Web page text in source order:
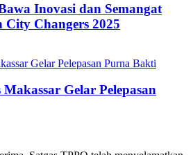
Inovasi dan Semangat
Changers 2025
Gelar Pelepasan